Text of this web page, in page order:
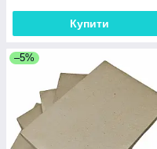
Купити
–5%